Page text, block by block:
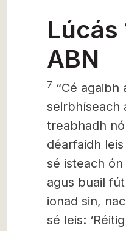
Lúcás
ABN
7 “Cé agaibh
seirbhíseach
treabhadh
déarfaidh
sé isteach ón
agus buail fút
ionad sin,
sé leis: